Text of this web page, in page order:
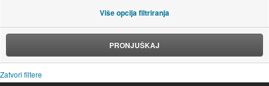
Više opcija filtriranja
PRONJUŠKAJ
Zatvori filtere